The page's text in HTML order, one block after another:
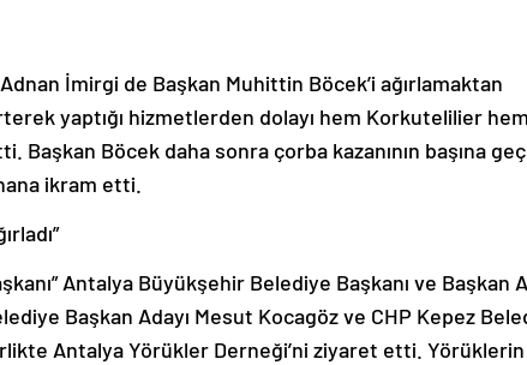
İmirgi de Başkan Muhittin Böcek’i ağırlamaktan
yaptığı hizmetlerden dolayı hem Korkutelilier
Başkan Böcek daha sonra çorba kazanının başına
ikram etti.
Antalya Büyükşehir Belediye Başkanı ve Başkan
Başkan Adayı Mesut Kocagöz ve CHP Kepez
Antalya Yörükler Derneği’ni ziyaret etti.